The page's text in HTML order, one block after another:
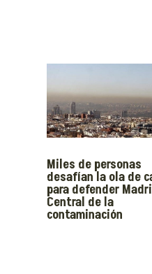
Miles de personas
desafían la ola de
para defender
Central de la
contaminación